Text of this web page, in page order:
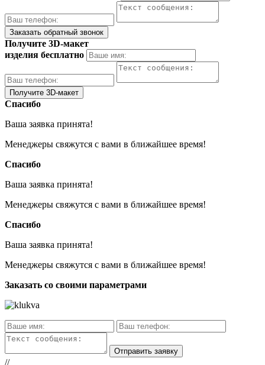
Получите 3D-макет
изделия бесплатно
Спасибо
Ваша заявка принята!
Менеджеры свяжутся с вами в ближайшее время!
Спасибо
Ваша заявка принята!
Менеджеры свяжутся с вами в ближайшее время!
Спасибо
Ваша заявка принята!
Менеджеры свяжутся с вами в ближайшее время!
Заказать со своими параметрами
//